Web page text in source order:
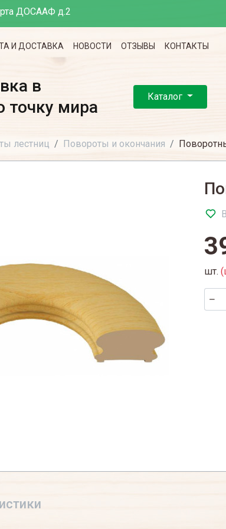
ДОСААФ д.2
И ДОСТАВКА НОВОСТИ ОТЗЫВЫ КОНТАКТЫ
в
точку мира
Каталог
лестниц Повороты и окончания
шт.